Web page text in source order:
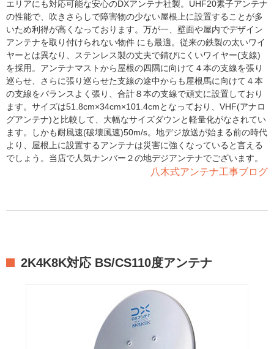
エリアにも対応可能な安心のDXアンテナ社製。UHF20素子アンテナ
の性能で、吹きさらしで障害物の少ない屋根上に設置することが多
いため利得が高くなっております。万が一、壁面や屋内でデザイン
アンテナを取り付けられない物件 にも最適。従来の鉄製の太いワイ
ヤーとは異なり、ステンレス製の丈夫で錆びにくいワイヤー(支線)
を採用。アンテナマストから屋根の四隅に向けて４本の支線を張り
巡らせ、さらに張り巡らせた支線の途中からも屋根馬に向けて４本
の支線をバランスよく張り、合計８本の支線で頑丈に設置しており
ます。サイズは51.8cm×34cm×101.4cmとなっており、VHF(アナロ
グアンテナ)と比較して、大幅なサイズダウンと軽量化がなされてい
ます。しかも耐風速(破壊風速)50m/s。地デジ放送が始まる前の時代
より、屋根上に設置するアンテナは災害に強くなっていると言える
でしょう。当店で人気ナンバー２の地デジアンテナでございます。
八木式アンテナ工事ブログ
2K4K8K対応 BS/CS110度アンテナ